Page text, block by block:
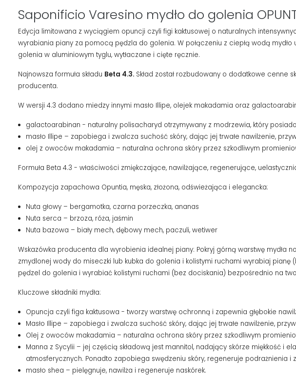
Saponificio Varesino mydło do golenia
Edycja limitowana z wyciągiem opuncji czyli figi kaktusowej o naturalnych
wyrabiania piany za pomocą pędzla do golenia. W połączeniu z ciepłą wodą
golenia w aluminiowym tyglu, wytłaczane i cięte ręcznie.
Najnowsza formuła składu Beta 4.3. Skład został rozbudowany o dodatkowe cenne
producenta.
W wersji 4.3 dodano miedzy innymi masło Illipe, olejek makadamia oraz
galactoarabinan - naturalny polisacharyd otrzymywany z modrzewia, który
masło Illipe – zapobiega i zwalcza suchość skóry, dając jej trwałe nawilżenie,
olej z owoców makadamia – naturalna ochrona skóry przez szkodliwym
Formuła Beta 4.3 - właściwości zmiękczające, nawilżające, regenerujące,
Kompozycja zapachowa Opuntia, męska, złożona, odświeżająca i elegancka:
Nuta głowy – bergamotka, czarna porzeczka, ananas
Nuta serca – brzoza, róża, jaśmin
Nuta bazowa – biały mech, dębowy mech, paczuli, wetiwer
Wskazówka producenta dla wyrobienia idealnej piany: Pokryj górną warstwę mydła
zmydlonej wody do miseczki lub kubka do golenia i kolistymi ruchami wyrabiaj
pędzel do golenia i wyrabiać kolistymi ruchami (bez dociskania) bezpośrednio na
Kluczowe składniki mydła:
Opuncja czyli figa kaktusowa - tworzy warstwę ochronną i zapewnia głębokie
Masło Illipe – zapobiega i zwalcza suchość skóry, dając jej trwałe nawilżenie,
Olej z owoców makadamia – naturalna ochrona skóry przez szkodliwym
Manna z Sycylii – jej częścią składową jest mannitol, nadający skórze miękkość i
atmosferycznych. Ponadto zapobiega swędzeniu skóry, regeneruje podrażnienia
masło shea – pielęgnuje, nawilża i regeneruje naskórek.